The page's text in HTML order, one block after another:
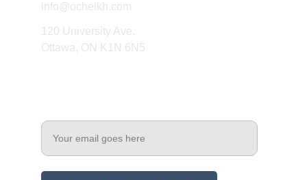
info@ocheikh.com
120 University Ave.
Ottawa, ON K1N 6N5